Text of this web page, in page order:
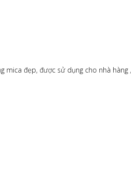
đẹp, được sử dụng cho nhà hàng